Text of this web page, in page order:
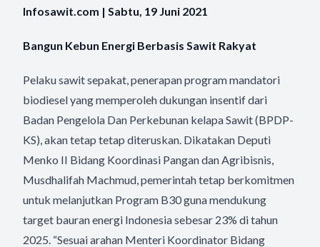
Infosawit.com | Sabtu, 19 Juni 2021
Bangun Kebun Energi Berbasis Sawit Rakyat
Pelaku sawit sepakat, penerapan program mandatori
biodiesel yang memperoleh dukungan insentif dari
Badan Pengelola Dan Perkebunan kelapa Sawit (BPDP-
KS), akan tetap tetap diteruskan. Dikatakan Deputi
Menko II Bidang Koordinasi Pangan dan Agribisnis,
Musdhalifah Machmud, pemerintah tetap berkomitmen
untuk melanjutkan Program B30 guna mendukung
target bauran energi Indonesia sebesar 23% di tahun
2025. “Sesuai arahan Menteri Koordinator Bidang